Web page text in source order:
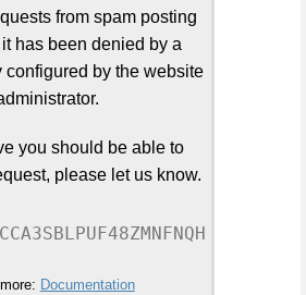
from spam posting
has been denied by a
configured by the website
you should be able to
please let us know.
Documentation